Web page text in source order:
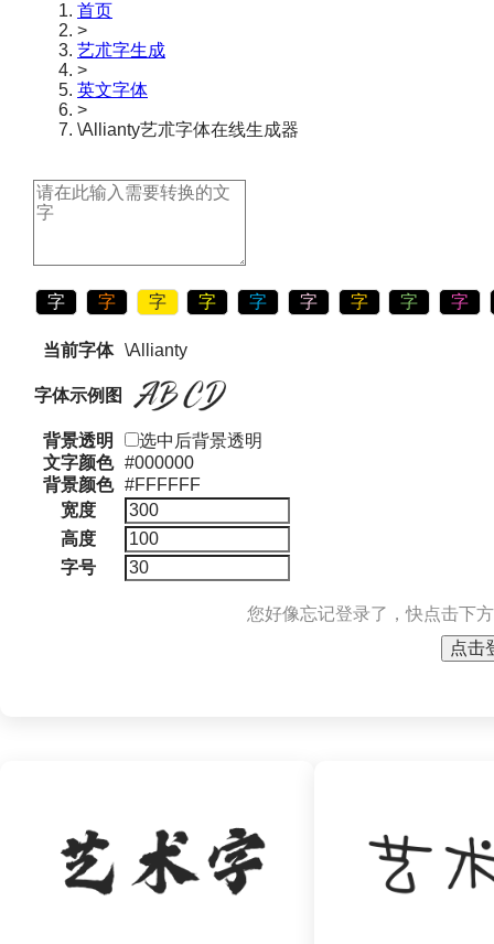
首页
>
艺朮字生成
>
英文字体
>
\Allianty艺朮字体在线生成器
字 字 字 字 字 字 字 字 字
当前字体 \Allianty
字体示例图
背景透明
选中后背景透明
文字颜色 #000000
背景颜色 #FFFFFF
宽度
高度
字号
您好像忘记登录了，快点击下
点击